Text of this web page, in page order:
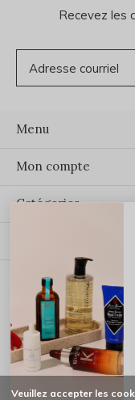
Recevez les
Menu
Mon compte
Catégories
ÉCRIVEZ-NOUS
Veuillez accepter les